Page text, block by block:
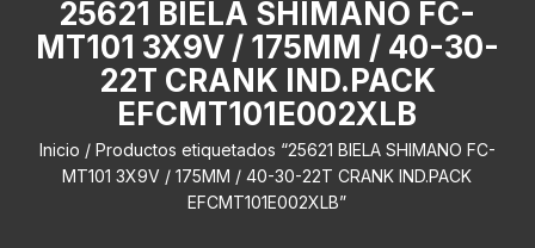
25621 BIELA SHIMANO FC-
MT101 3X9V / 175MM / 40-30-
22T CRANK IND.PACK
EFCMT101E002XLB
Inicio / Productos etiquetados “25621 BIELA SHIMANO FC-
MT101 3X9V / 175MM / 40-30-22T CRANK IND.PACK
EFCMT101E002XLB”